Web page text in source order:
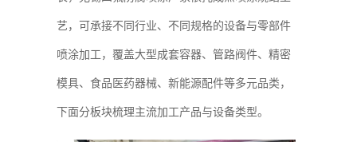
艺，可承接不同行业、不同规格的设备与零部件
喷涂加工，覆盖大型成套容器、管路阀件、精密
模具、食品医药器械、新能源配件等多元品类，
下面分板块梳理主流加工产品与设备类型。